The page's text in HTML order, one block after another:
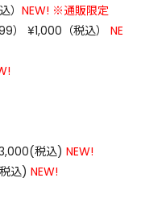
NEW! ※通販限定
） ¥1,000（税込） NE
税込) NEW!
込) NEW!